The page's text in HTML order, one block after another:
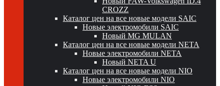
CROZZ
Каталог цен на все новые модели SAIC
Новые электромобили SAIC
Новый MG MULAN
Каталог цен на все новые модели NETA
Новые электромобили NETA
Новый NETA U
Каталог цен на все новые модели NIO
Новые электромобили NIO